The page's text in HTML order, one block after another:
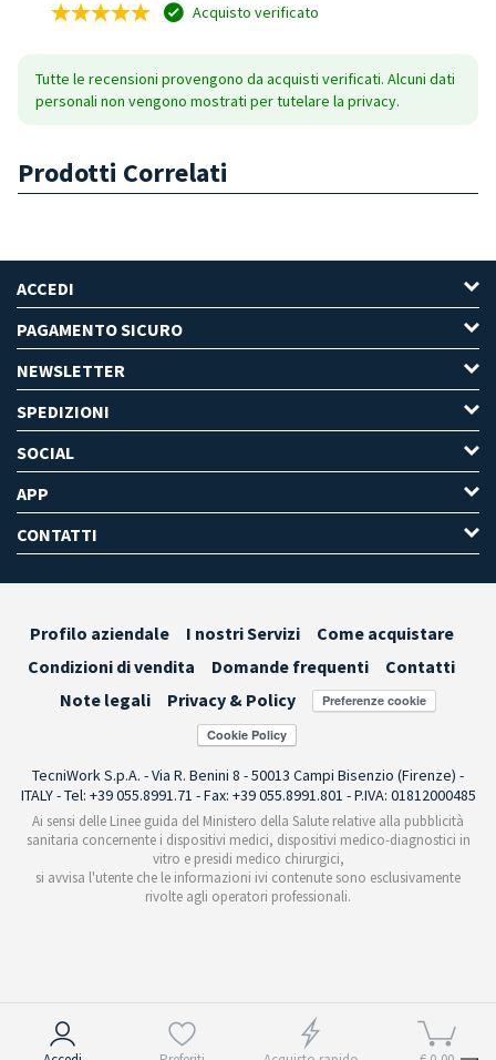
Acquisto verificato
Tutte le recensioni provengono da acquisti verificati. Alcuni dati
personali non vengono mostrati per tutelare la privacy.
Prodotti Correlati
ACCEDI
PAGAMENTO SICURO
NEWSLETTER
SPEDIZIONI
SOCIAL
APP
CONTATTI
Profilo aziendale I nostri Servizi
Come acquistare
Condizioni di vendita
Domande frequenti
Contatti
Note legali
Privacy & Policy Preferenze cookie
TecniWork S.p.A. - Via R. Benini 8 - 50013 Campi Bisenzio (Firenze) -
ITALY - Tel: +39 055.8991.71 - Fax: +39 055.8991.801 - P.IVA: 01812000485
Ai sensi delle Linee guida del Ministero della Salute relative alla pubblicità
sanitaria concernente i dispositivi medici, dispositivi medico-diagnostici in
vitro e presidi medico chirurgici,
si avvisa l'utente che le informazioni ivi contenute sono esclusivamente
rivolte agli operatori professionali.
Informativa sulla raccolta